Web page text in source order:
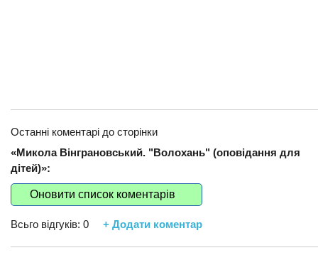
Останні коментарі до сторінки
«Микола Вінграновський. "Волохань" (оповідання для
дітей)»:
Оновити список коментарів
Всьго відгуків: 0 + Додати коментар